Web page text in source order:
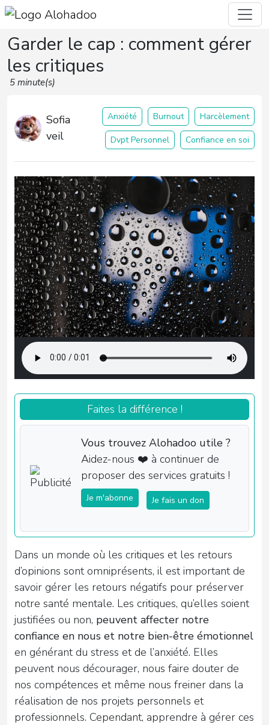
Garder le cap : comment gérer
les critiques
5 minute(s)
Sofia
veil
Anxiété Burnout Harcèlement
Dvpt Personnel Confiance en soi
Faites la différence !
Vous trouvez Alohadoo utile ?
Aidez-nous ❤️ à continuer de
proposer des services gratuits !
Je m'abonne Je fais un don
Dans un monde où les critiques et les retours
d’opinions sont omniprésents, il est important de
savoir gérer les retours négatifs pour préserver
notre santé mentale. Les critiques, qu’elles soient
justifiées ou non, peuvent affecter notre
confiance en nous et notre bien-être émotionnel
en générant du stress et de l’anxiété. Elles
peuvent nous décourager, nous faire douter de
nos compétences et même nous freiner dans la
réalisation de nos projets personnels et
professionnels. Cependant, apprendre à gérer ces